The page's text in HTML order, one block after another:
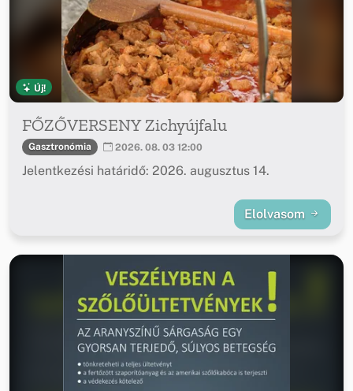
Új!
FŐZŐVERSENY Zichyújfalu
Gasztronómia 2026. 08. 03 12:00
Jelentkezési határidő: 2026. augusztus 14.
Elolvasom